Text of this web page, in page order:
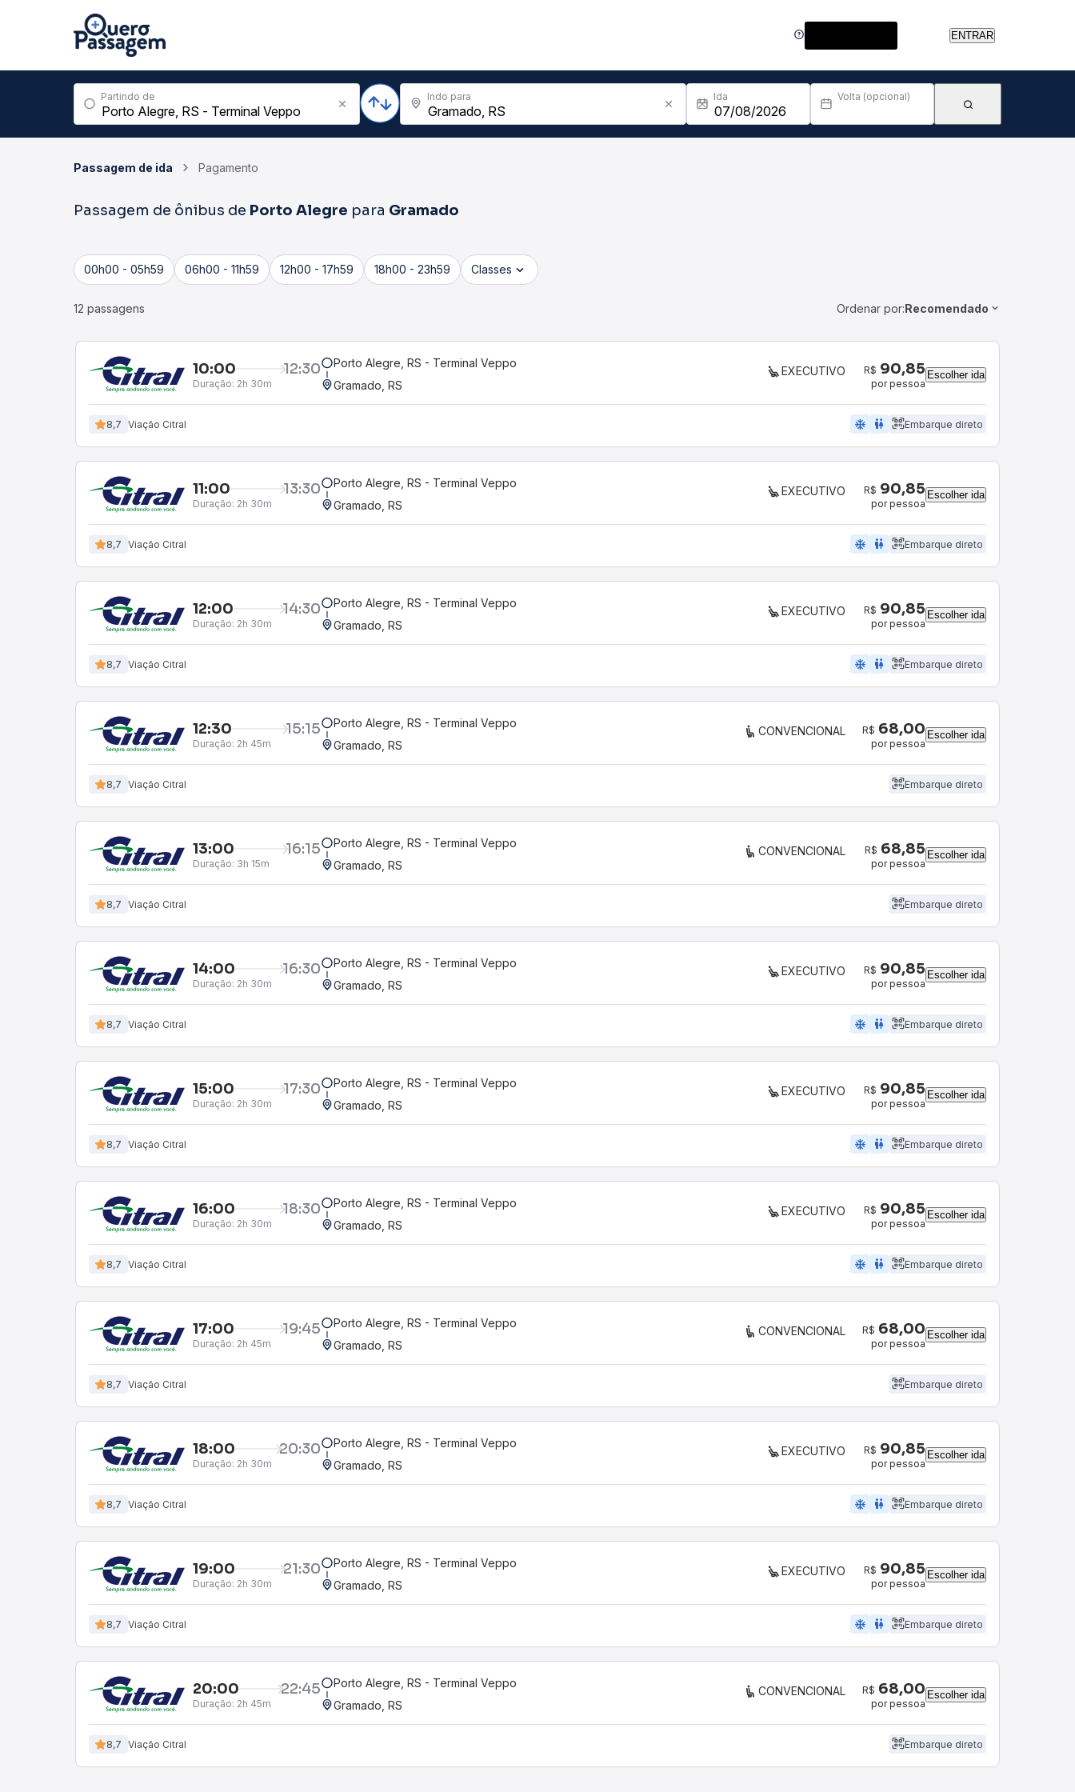
ENTRAR
Partindo de Indo para Ida Volta (opcional)
Passagem de ida Pagamento
Passagem de ônibus de Porto Alegre para Gramado
00h00 - 05h59 06h00 - 11h59 12h00 - 17h59 18h00 - 23h59 Classes
12 passagens Ordenar por:Recomendado
10:00 12:30
Duração: 2h 30m
Porto Alegre, RS - Terminal Veppo
Gramado, RS
EXECUTIVO R$ 90,85
por pessoa
Escolher ida
8,7 Viação Citral ac_unit wc Embarque direto
11:00 13:30
Duração: 2h 30m
Porto Alegre, RS - Terminal Veppo
Gramado, RS
EXECUTIVO R$ 90,85
por pessoa
Escolher ida
8,7 Viação Citral ac_unit wc Embarque direto
12:00 14:30
Duração: 2h 30m
Porto Alegre, RS - Terminal Veppo
Gramado, RS
EXECUTIVO R$ 90,85
por pessoa
Escolher ida
8,7 Viação Citral ac_unit wc Embarque direto
12:30 15:15
Duração: 2h 45m
Porto Alegre, RS - Terminal Veppo
Gramado, RS
CONVENCIONAL R$ 68,00
por pessoa
Escolher ida
8,7 Viação Citral Embarque direto
13:00 16:15
Duração: 3h 15m
Porto Alegre, RS - Terminal Veppo
Gramado, RS
CONVENCIONAL R$ 68,85
por pessoa
Escolher ida
8,7 Viação Citral Embarque direto
14:00 16:30
Duração: 2h 30m
Porto Alegre, RS - Terminal Veppo
Gramado, RS
EXECUTIVO R$ 90,85
por pessoa
Escolher ida
8,7 Viação Citral ac_unit wc Embarque direto
15:00 17:30
Duração: 2h 30m
Porto Alegre, RS - Terminal Veppo
Gramado, RS
EXECUTIVO R$ 90,85
por pessoa
Escolher ida
8,7 Viação Citral ac_unit wc Embarque direto
16:00 18:30
Duração: 2h 30m
Porto Alegre, RS - Terminal Veppo
Gramado, RS
EXECUTIVO R$ 90,85
por pessoa
Escolher ida
8,7 Viação Citral ac_unit wc Embarque direto
17:00 19:45
Duração: 2h 45m
Porto Alegre, RS - Terminal Veppo
Gramado, RS
CONVENCIONAL R$ 68,00
por pessoa
Escolher ida
8,7 Viação Citral Embarque direto
18:00 20:30
Duração: 2h 30m
Porto Alegre, RS - Terminal Veppo
Gramado, RS
EXECUTIVO R$ 90,85
por pessoa
Escolher ida
8,7 Viação Citral ac_unit wc Embarque direto
19:00 21:30
Duração: 2h 30m
Porto Alegre, RS - Terminal Veppo
Gramado, RS
EXECUTIVO R$ 90,85
por pessoa
Escolher ida
8,7 Viação Citral ac_unit wc Embarque direto
20:00 22:45
Duração: 2h 45m
Porto Alegre, RS - Terminal Veppo
Gramado, RS
CONVENCIONAL R$ 68,00
por pessoa
Escolher ida
8,7 Viação Citral Embarque direto